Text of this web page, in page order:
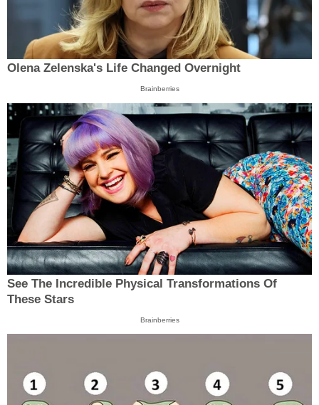
Olena Zelenska's Life Changed Overnight
Brainberries
See The Incredible Physical Transformations Of
These Stars
Brainberries